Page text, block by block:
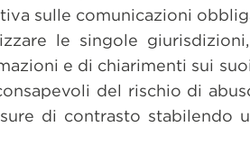
sulle comunicazioni
le singole
e di chiarimenti sui
del rischio di
di contrasto stabilendo